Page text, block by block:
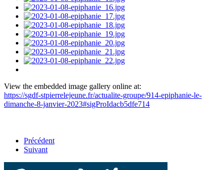
View the embedded image gallery online at:
https://sgdf-stpierrelejeune.fr/actualite-groupe/914-epiphanie-le-
dimanche-8-janvier-2023#sigProIdacb5dfe714
Précédent
Suivant